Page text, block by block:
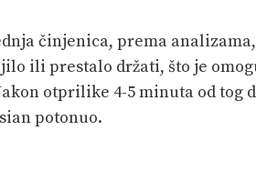
činjenica, prema
ili prestalo držati, što je
otprilike 4-5 minuta od tog
potonuo.